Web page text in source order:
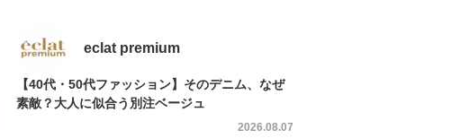
eclat premium
【40代・50代ファッション】そのデニム、なぜ
素敵？大人に似合う別注ベージュ
2026.08.07